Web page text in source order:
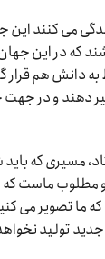
می کنند این
که در این
دانش هم قرار
دهند و در جهت
مسیری که
مطلوب ماست
ما تصویر می
تولید